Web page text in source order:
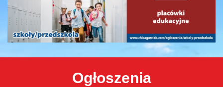
Ogłoszenia